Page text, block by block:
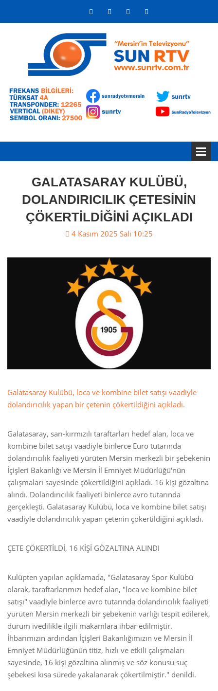
GALATASARAY KULÜBÜ,
DOLANDIRICILIK ÇETESİNİN
ÇÖKERTİLDİĞİNİ AÇIKLADI
4 Kasım 2025 Salı 10:25
Galatasaray Kulübü, loca ve kombine bilet satışı vaadiyle
dolandırıcılık yapan bir çetenin çökertildiğini açıkladı.
Galatasaray, sarı-kırmızılı taraftarları hedef alan, loca ve
kombine bilet satışı vaadiyle binlerce Euro tutarında
dolandırıcılık faaliyeti yürüten Mersin merkezli bir şebekenin
İçişleri Bakanlığı ve Mersin İl Emniyet Müdürlüğü'nün
çalışmaları sayesinde çökertildiğini açıkladı. 16 kişi gözaltına
alındı. Dolandırıcılık faaliyeti binlerce avro tutarında
gerçekleşti. Galatasaray Kulübü, loca ve kombine bilet satışı
vaadiyle dolandırıcılık yapan çetenin çökertildiğini açıkladı.
ÇETE ÇÖKERTİLDİ, 16 KİŞİ GÖZALTINA ALINDI
Kulüpten yapılan açıklamada, "Galatasaray Spor Kulübü
olarak, taraftarlarımızı hedef alan, "loca ve kombine bilet
satışı" vaadiyle binlerce avro tutarında dolandırıcılık faaliyeti
yürüten Mersin merkezli bir şebekenin varlığı tespit edilerek,
durum ivedilikle ilgili makamlara ihbar edilmiştir.
İhbarımızın ardından İçişleri Bakanlığımızın ve Mersin İl
Emniyet Müdürlüğünün titiz, hızlı ve etkili çalışmaları
sayesinde, 16 kişi gözaltına alınmış ve söz konusu suç
şebekesi kısa sürede yakalanarak çökertilmiştir." denildi.